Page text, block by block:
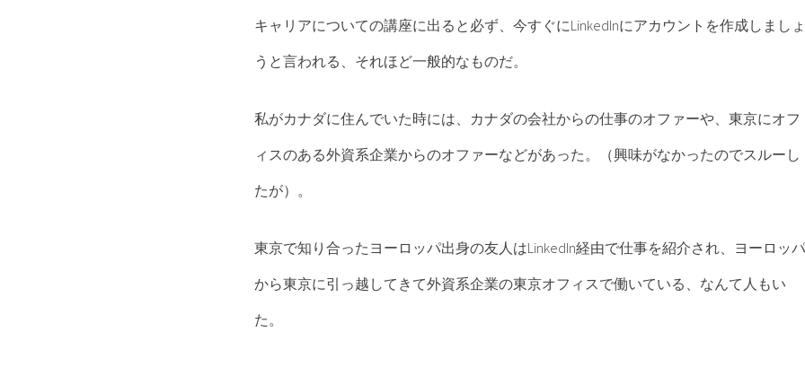
キャリアについての講座に出ると必ず、今すぐにLinkedInにアカウントを作成しましょ
うと言われる、それほど一般的なものだ。
私がカナダに住んでいた時には、カナダの会社からの仕事のオファーや、東京にオフ
ィスのある外資系企業からのオファーなどがあった。（興味がなかったのでスルーし
たが）。
東京で知り合ったヨーロッパ出身の友人はLinkedIn経由で仕事を紹介され、ヨーロッパ
から東京に引っ越してきて外資系企業の東京オフィスで働いている、なんて人もい
た。